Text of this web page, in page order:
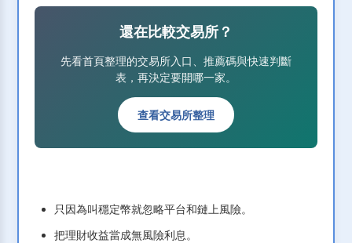
還在比較交易所？
先看首頁整理的交易所入口、推薦碼與快速判斷
表，再決定要開哪一家。
查看交易所整理
只因為叫穩定幣就忽略平台和鏈上風險。
把理財收益當成無風險利息。